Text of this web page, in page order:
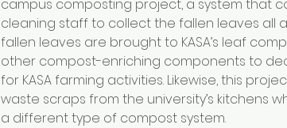
campus composting project, a system that
cleaning staff to collect the fallen leaves all
fallen leaves are brought to KASA’s leaf
other compost-enriching components to
for KASA farming activities. Likewise, this
waste scraps from the university’s kitchens
a different type of compost system.